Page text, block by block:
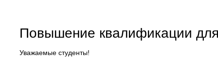
Повышение квалификации
Уважаемые студенты!